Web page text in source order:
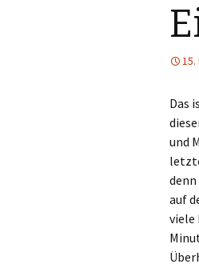
15.
Das
und
auf
viele